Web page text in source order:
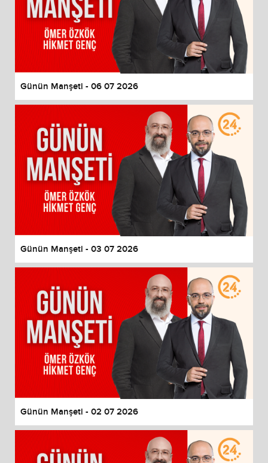
Günün Manşeti - 06 07 2026
Günün Manşeti - 03 07 2026
Günün Manşeti - 02 07 2026